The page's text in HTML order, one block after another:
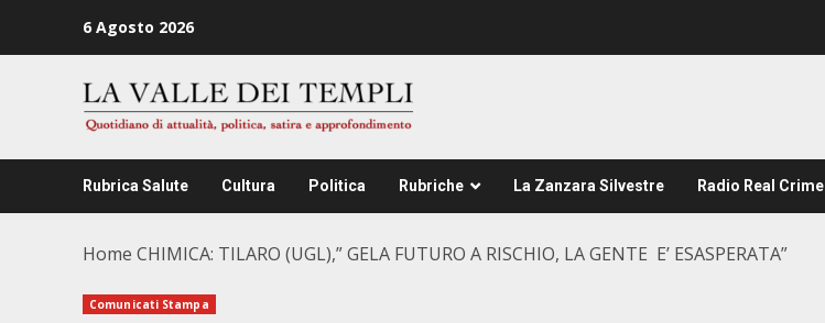
6 Agosto 2026
Rubrica Salute Cultura Politica Rubriche La Zanzara Silvestre Radio Real Crime
Home CHIMICA: TILARO (UGL),” GELA FUTURO A RISCHIO, LA GENTE E’ ESASPERATA”
Comunicati Stampa